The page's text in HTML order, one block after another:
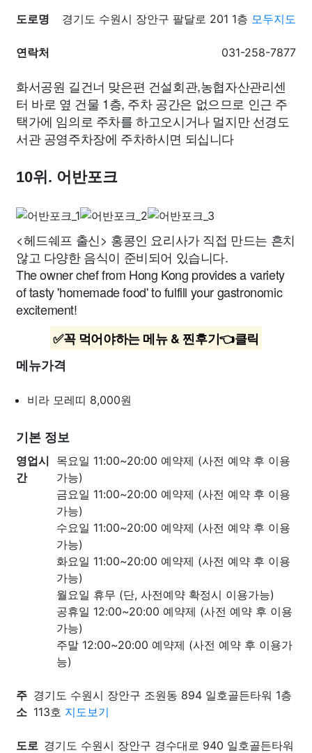
도로명 경기도 수원시 장안구 팔달로 201 1층 모두지도
연락처 031-258-7877
화서공원 길건너 맞은편 건설회관,농협자산관리센
터 바로 옆 건물 1층, 주차 공간은 없으므로 인근 주
택가에 임의로 주차를 하고오시거나 멀지만 선경도
서관 공영주차장에 주차하시면 되십니다
10위. 어반포크
<헤드쉐프 출신> 홍콩인 요리사가 직접 만드는 흔치
않고 다양한 음식이 준비되어 있습니다.
The owner chef from Hong Kong provides a variety
of tasty 'homemade food' to fulfill your gastronomic
excitement!
✅꼭 먹어야하는 메뉴 & 찐후기👈클릭
메뉴가격
비라 모레띠 8,000원
기본 정보
영업시
간
목요일 11:00~20:00 예약제 (사전 예약 후 이용
가능)
금요일 11:00~20:00 예약제 (사전 예약 후 이용
가능)
수요일 11:00~20:00 예약제 (사전 예약 후 이용
가능)
화요일 11:00~20:00 예약제 (사전 예약 후 이용
가능)
월요일 휴무 (단, 사전예약 확정시 이용가능)
공휴일 12:00~20:00 예약제 (사전 예약 후 이용
가능)
주말 12:00~20:00 예약제 (사전 예약 후 이용가
능)
주
소
경기도 수원시 장안구 조원동 894 일호골든타워 1층
113호 지도보기
도로 경기도 수원시 장안구 경수대로 940 일호골든타워